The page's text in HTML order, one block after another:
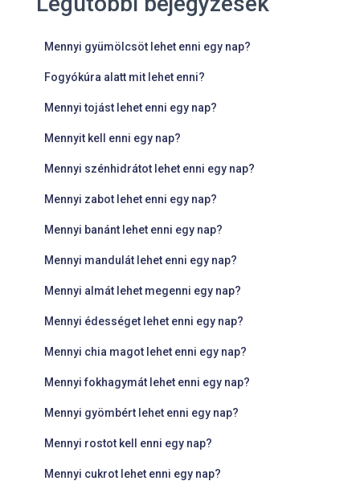
Mennyi gyümölcsöt lehet enni egy nap?
Fogyókúra alatt mit lehet enni?
Mennyi tojást lehet enni egy nap?
Mennyit kell enni egy nap?
Mennyi szénhidrátot lehet enni egy nap?
Mennyi zabot lehet enni egy nap?
Mennyi banánt lehet enni egy nap?
Mennyi mandulát lehet enni egy nap?
Mennyi almát lehet megenni egy nap?
Mennyi édességet lehet enni egy nap?
Mennyi chia magot lehet enni egy nap?
Mennyi fokhagymát lehet enni egy nap?
Mennyi gyömbért lehet enni egy nap?
Mennyi rostot kell enni egy nap?
Mennyi cukrot lehet enni egy nap?